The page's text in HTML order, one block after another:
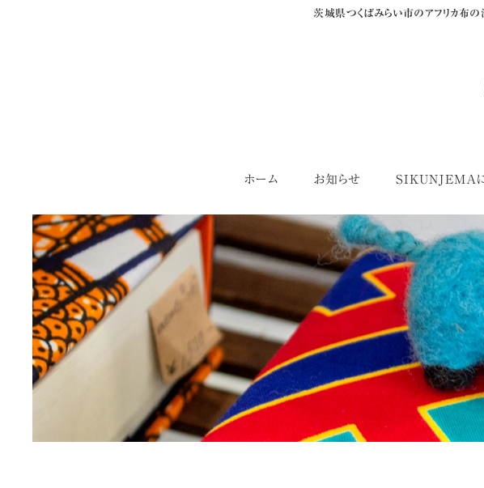
茨城県つくばみらい市のアフリカ布の
content
ホーム お知らせ SIKUNJEMA